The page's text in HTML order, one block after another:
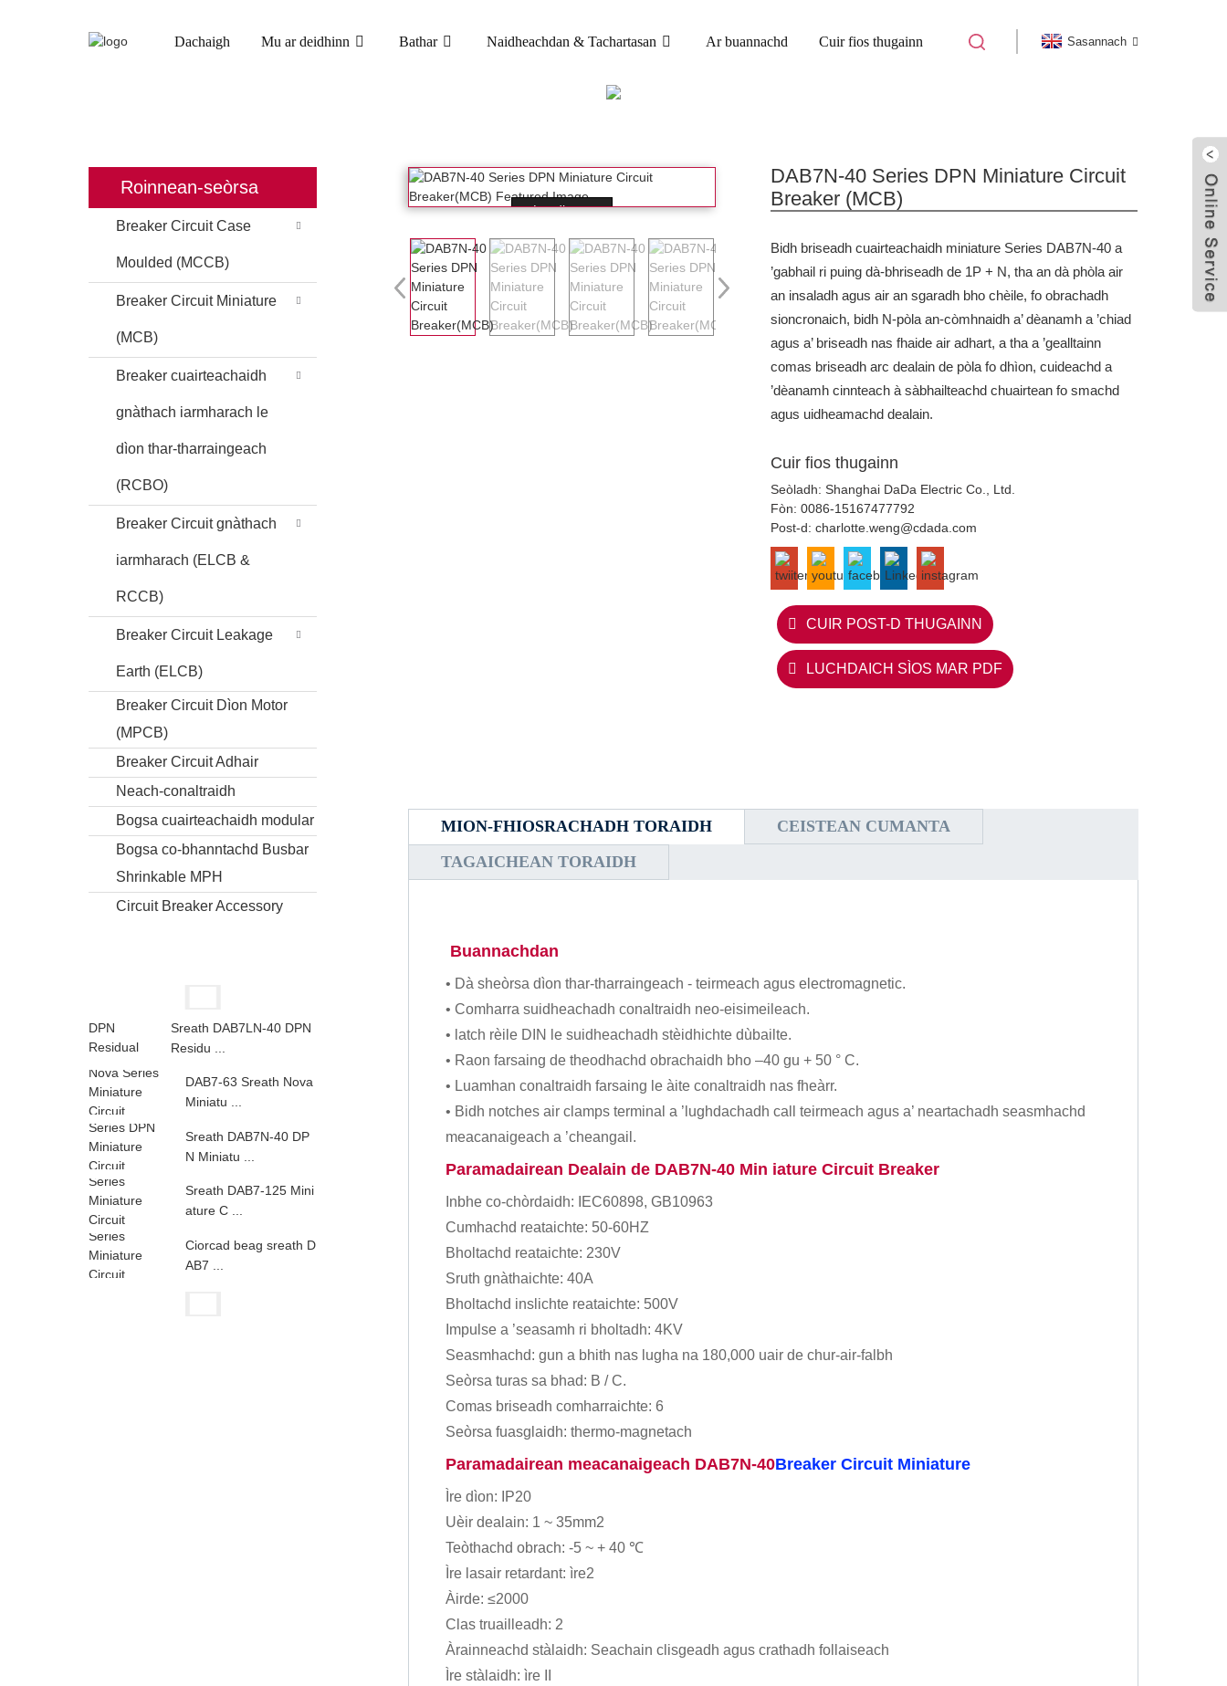
Dachaigh Mu ar deidhinn Bathar Naidheachdan & Tachartasan Ar buannachd Cuir fios thugainn Sasannach
Roinnean-seòrsa
Breaker Circuit Case
Moulded (MCCB)
Breaker Circuit Miniature
(MCB)
Breaker cuairteachaidh
gnàthach iarmharach le
dìon thar-tharraingeach
(RCBO)
Breaker Circuit gnàthach
iarmharach (ELCB &
RCCB)
Breaker Circuit Leakage
Earth (ELCB)
Breaker Circuit Dìon Motor
(MPCB)
Breaker Circuit Adhair
Neach-conaltraidh
Bogsa cuairteachaidh modular
Bogsa co-bhanntachd Busbar
Shrinkable MPH
Circuit Breaker Accessory
Sreath DAB7LN-40 DPN
Residu ...
DAB7-63 Sreath Nova
Miniatu ...
Sreath DAB7N-40 DP
N Miniatu ...
Sreath DAB7-125 Mini
ature C ...
Ciorcad beag sreath D
AB7 ...
Loading...
DAB7N-40 Series DPN Miniature Circuit
Breaker (MCB)
Bidh briseadh cuairteachaidh miniature Series DAB7N-40 a
’gabhail ri puing dà-bhriseadh de 1P + N, tha an dà phòla air
an insaladh agus air an sgaradh bho chèile, fo obrachadh
sioncronaich, bidh N-pòla an-còmhnaidh a’ dèanamh a ’chiad
agus a’ briseadh nas fhaide air adhart, a tha a ’gealltainn
comas briseadh arc dealain de pòla fo dhìon, cuideachd a
’dèanamh cinnteach à sàbhailteachd chuairtean fo smachd
agus uidheamachd dealain.
Cuir fios thugainn
Seòladh: Shanghai DaDa Electric Co., Ltd.
Fòn:0086-15167477792
Post-d:charlotte.weng@cdada.com
CUIR POST-D THUGAINN
LUCHDAICH SÌOS MAR PDF
MION-FHIOSRACHADH TORAIDH
CEISTEAN CUMANTA
TAGAICHEAN TORAIDH
Buannachdan
• Dà sheòrsa dìon thar-tharraingeach - teirmeach agus electromagnetic.
• Comharra suidheachadh conaltraidh neo-eisimeileach.
• latch rèile DIN le suidheachadh stèidhichte dùbailte.
• Raon farsaing de theodhachd obrachaidh bho –40 gu + 50 ° С.
• Luamhan conaltraidh farsaing le àite conaltraidh nas fheàrr.
• Bidh notches air clamps terminal a ’lughdachadh call teirmeach agus a’ neartachadh seasmhachd
meacanaigeach a ’cheangail.
Paramadairean Dealain de DAB7N-40 Min iature Circuit Breaker
Inbhe co-chòrdaidh: IEC60898, GB10963
Cumhachd reataichte: 50-60HZ
Bholtachd reataichte: 230V
Sruth gnàthaichte: 40A
Bholtachd inslichte reataichte: 500V
Impulse a ’seasamh ri bholtadh: 4KV
Seasmhachd: gun a bhith nas lugha na 180,000 uair de chur-air-falbh
Seòrsa turas sa bhad: B / C.
Comas briseadh comharraichte: 6
Seòrsa fuasglaidh: thermo-magnetach
Paramadairean meacanaigeach DAB7N-40Breaker Circuit Miniature
Ìre dìon: IP20
Uèir dealain: 1 ~ 35mm2
Teòthachd obrach: -5 ~ + 40 ℃
Ìre lasair retardant: ìre2
Àirde: ≤2000
Clas truailleadh: 2
Àrainneachd stàlaidh: Seachain clisgeadh agus crathadh follaiseach
Ìre stàlaidh: ìre II